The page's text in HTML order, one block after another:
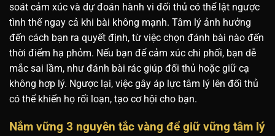
soát cảm xúc và dự đoán hành vi đối thủ có thể lật ngược
tình thế ngay cả khi bài không mạnh. Tâm lý ảnh hưởng
đến cách bạn ra quyết định, từ việc chọn đánh bài nào đến
thời điểm hạ phỏm. Nếu bạn để cảm xúc chi phối, bạn dễ
mắc sai lầm, như đánh bài rác giúp đối thủ hoặc giữ cạ
không hợp lý. Ngược lại, việc gây áp lực tâm lý lên đối thủ
có thể khiến họ rối loạn, tạo cơ hội cho bạn.
Nắm vững 3 nguyên tắc vàng để giữ vững tâm lý